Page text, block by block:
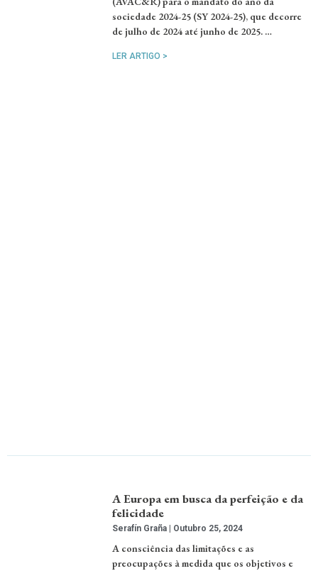
sociedade 2024-25 (SY 2024-25), que decorre
de julho de 2024 até junho de 2025. …
LER ARTIGO >
A Europa em busca da perfeição e da
felicidade
Serafín Graña Outubro 25, 2024
A consciência das limitações e as
preocupações à medida que os objetivos e